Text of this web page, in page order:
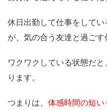
休日出勤して仕事をして
が、気の合う友達と過ごす
ワクワクしている状態だ
ります。
つまりは、 体感時間の短い